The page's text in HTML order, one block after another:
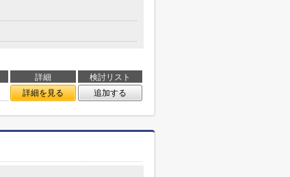
詳細
検討リスト
詳細を見る 追加する